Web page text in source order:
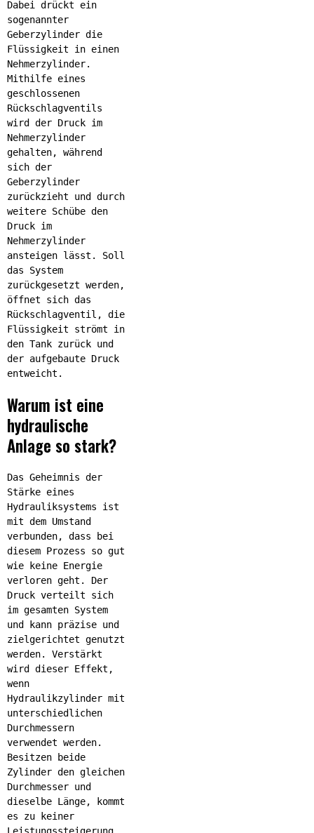
Dabei drückt ein
sogenannter
Geberzylinder die
Flüssigkeit in einen
Nehmerzylinder.
Mithilfe eines
geschlossenen
Rückschlagventils
wird der Druck im
Nehmerzylinder
gehalten, während
sich der
Geberzylinder
zurückzieht und durch
weitere Schübe den
Druck im
Nehmerzylinder
ansteigen lässt. Soll
das System
zurückgesetzt werden,
öffnet sich das
Rückschlagventil, die
Flüssigkeit strömt in
den Tank zurück und
der aufgebaute Druck
entweicht.
Warum ist eine
hydraulische
Anlage so stark?
Das Geheimnis der
Stärke eines
Hydrauliksystems ist
mit dem Umstand
verbunden, dass bei
diesem Prozess so gut
wie keine Energie
verloren geht. Der
Druck verteilt sich
im gesamten System
und kann präzise und
zielgerichtet genutzt
werden. Verstärkt
wird dieser Effekt,
wenn
Hydraulikzylinder mit
unterschiedlichen
Durchmessern
verwendet werden.
Besitzen beide
Zylinder den gleichen
Durchmesser und
dieselbe Länge, kommt
es zu keiner
Leistungssteigerung.